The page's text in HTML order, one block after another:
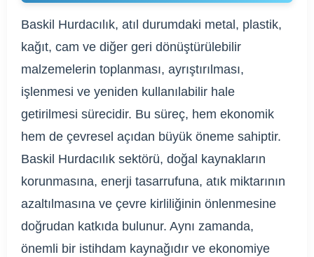
Baskil Hurdacılık, atıl durumdaki metal, plastik,
kağıt, cam ve diğer geri dönüştürülebilir
malzemelerin toplanması, ayrıştırılması,
işlenmesi ve yeniden kullanılabilir hale
getirilmesi sürecidir. Bu süreç, hem ekonomik
hem de çevresel açıdan büyük öneme sahiptir.
Baskil Hurdacılık sektörü, doğal kaynakların
korunmasına, enerji tasarrufuna, atık miktarının
azaltılmasına ve çevre kirliliğinin önlenmesine
doğrudan katkıda bulunur. Aynı zamanda,
önemli bir istihdam kaynağıdır ve ekonomiye